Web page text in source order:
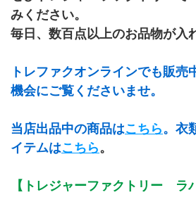
みください。
毎日、数百点以上のお品物が入
トレファクオンラインでも販売
機会にご覧くださいませ。
当店出品中の商品はこちら。衣
イテムはこちら。
【トレジャーファクトリー　ラ